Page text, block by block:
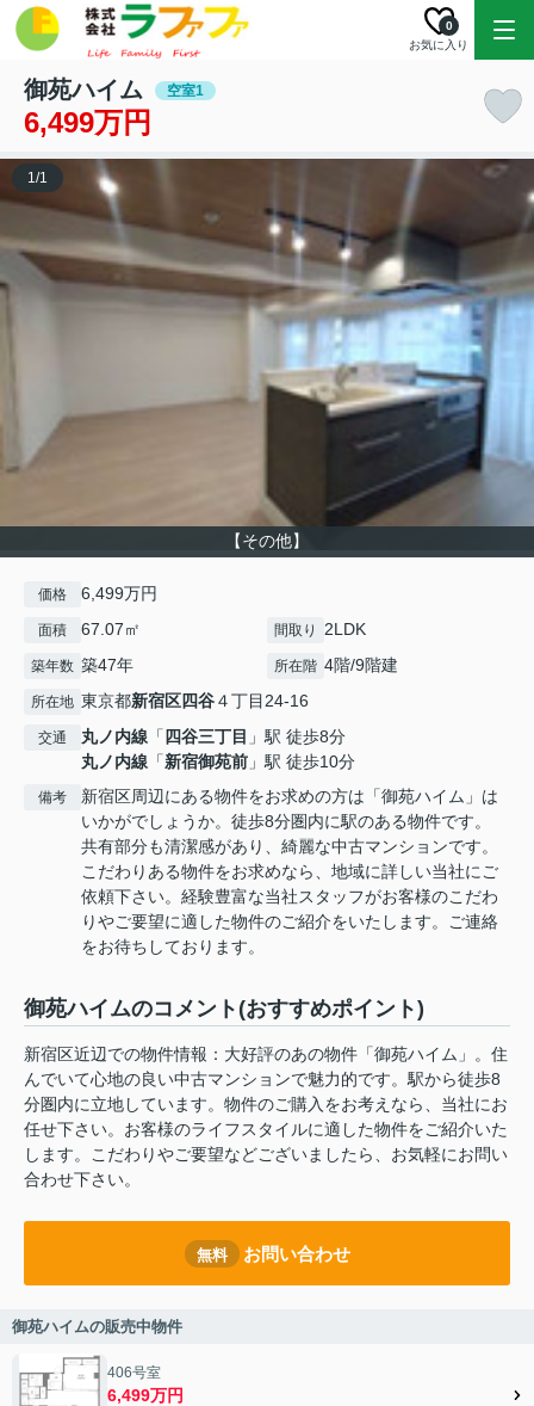
お気に入り
0
御苑ハイム 空室1
6,499万円
【その他】
1/1
価格 6,499万円
面積 67.07㎡ 間取り 2LDK
築年数 築47年 所在階 4階/9階建
所在地 東京都新宿区四谷４丁目24-16
交通 丸ノ内線 「 四谷三丁目 」駅 徒歩8分
丸ノ内線 「新宿御苑前 」駅 徒歩10分
備考
新宿区周辺にある物件をお求めの方は「御苑ハイム」は
いかがでしょうか。徒歩8分圏内に駅のある物件です。
共有部分も清潔感があり、綺麗な中古マンションです。
こだわりある物件をお求めなら、地域に詳しい当社にご
依頼下さい。経験豊富な当社スタッフがお客様のこだわ
りやご要望に適した物件のご紹介をいたします。ご連絡
をお待ちしております。
御苑ハイムのコメント(おすすめポイント)
新宿区近辺での物件情報：大好評のあの物件「御苑ハイム」。住
んでいて心地の良い中古マンションで魅力的です。駅から徒歩8
分圏内に立地しています。物件のご購入をお考えなら、当社にお
任せ下さい。お客様のライフスタイルに適した物件をご紹介いた
します。こだわりやご要望などございましたら、お気軽にお問い
合わせ下さい。
無料 お問い合わせ
御苑ハイムの販売中物件
406号室
6,499万円